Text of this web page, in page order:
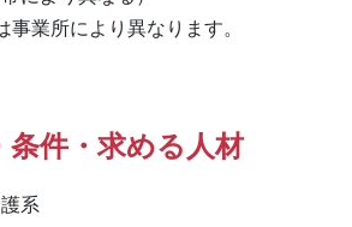
業所により異なります。
条件・求める人材
系